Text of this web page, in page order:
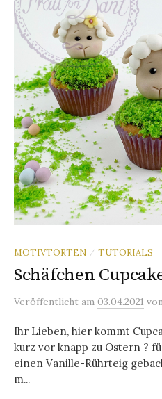
MOTIVTORTEN / TUTORIALS
Schäfchen
Veröffentlicht am 03.04.2021
Ihr Lieben, hier kommt
kurz vor knapp zu Ostern ?
einen Vanille-Rührteig
m...